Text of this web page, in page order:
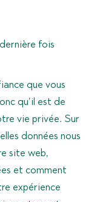
fois
que vous
qu’il est de
vie privée. Sur
données nous
site web,
et comment
expérience